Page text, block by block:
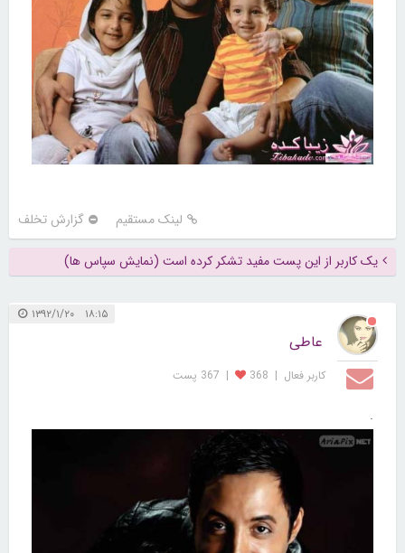
لینک مستقیم گزارش تخلف
یک کاربر از این پست مفید تشکر کرده است (نمایش سپاس ها)
۱۸:۱۵ ۱۳۹۲/۱/۲۰
عاطی
کاربر فعال |
368
| 367 پست
.